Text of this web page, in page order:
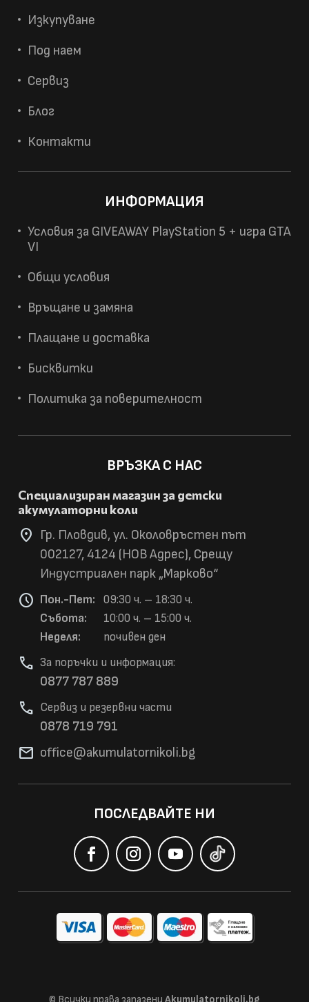
Изкупуване
Под наем
Сервиз
Блог
Контакти
ИНФОРМАЦИЯ
Условия за GIVEAWAY PlayStation 5 + игра GTA
VI
Общи условия
Връщане и замяна
Плащане и доставка
Бисквитки
Политика за поверителност
ВРЪЗКА С НАС
Специализиран магазин за детски
акумулаторни коли
location_on
Гр. Пловдив, ул. Околовръстен път
002127, 4124 (НОВ Адрес), Срещу
Индустриален парк „Марково“
schedule Пон.-Пет:
09:30 ч. – 18:30 ч.
Събота:
10:00 ч. – 15:00 ч.
Неделя:
почивен ден
За поръчки и информация:
phone
0877 787 889
Сервиз и резервни части
phone
0878 719 791
mail office@akumulatornikoli.bg
ПОСЛЕДВАЙТЕ НИ